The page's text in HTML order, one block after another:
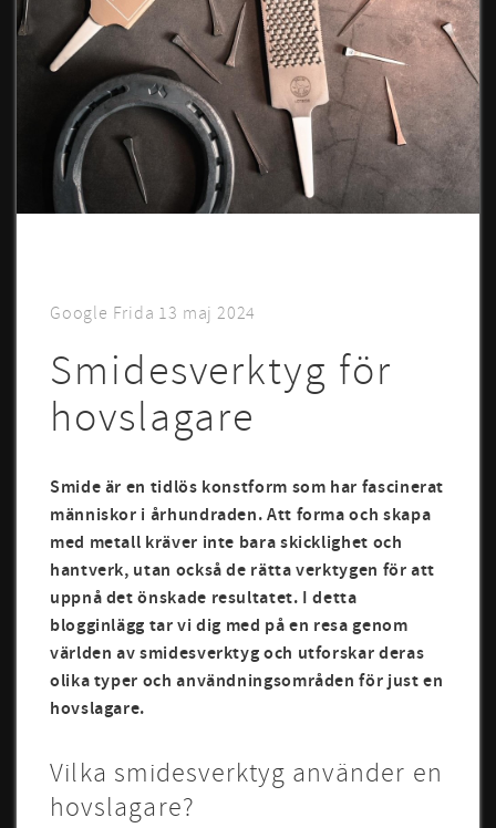
Google Frida 13 maj 2024
Smidesverktyg för
hovslagare
Smide är en tidlös konstform som har fascinerat
människor i århundraden. Att forma och skapa
med metall kräver inte bara skicklighet och
hantverk, utan också de rätta verktygen för att
uppnå det önskade resultatet. I detta
blogginlägg tar vi dig med på en resa genom
världen av smidesverktyg och utforskar deras
olika typer och användningsområden för just en
hovslagare.
Vilka smidesverktyg använder en
hovslagare?